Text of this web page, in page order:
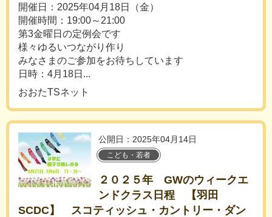
開催日：2025年04月18日（金）
開催時間：19:00～21:00
第3金曜日の定例会です
様々ゆるいつながり作り
みなさまのご参加をお待ちしています
日時：4月18日...
おおたTSネット
公開日：2025年04月14日
こども・若者
２０２５年 GWのウィークエ
ンドクラス日程 【羽田
SCDC】 スコティッシュ・カントリー・ダン